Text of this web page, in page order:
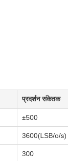
प्रदर्शन संकेतक
±500
3600(LSB/o/s)
300